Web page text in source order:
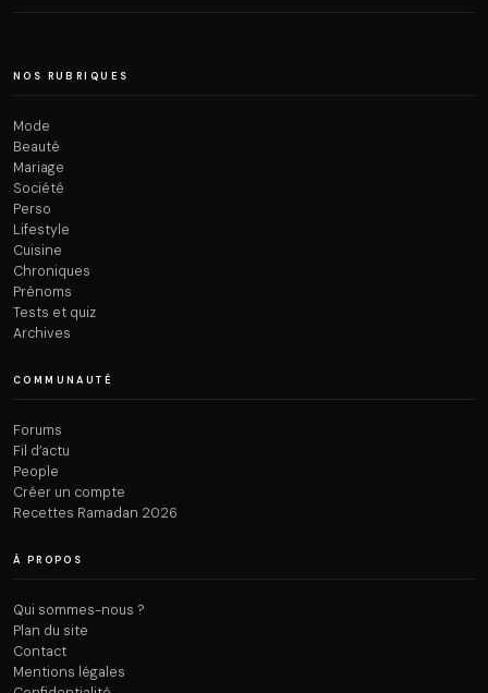
NOS RUBRIQUES
Mode
Beauté
Mariage
Société
Perso
Lifestyle
Cuisine
Chroniques
Prénoms
Tests et quiz
Archives
COMMUNAUTÉ
Forums
Fil d’actu
People
Créer un compte
Recettes Ramadan 2026
À PROPOS
Qui sommes-nous ?
Plan du site
Contact
Mentions légales